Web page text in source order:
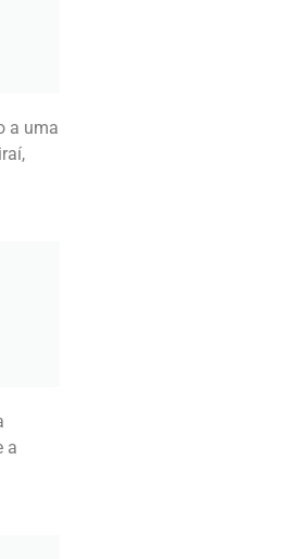
a uma
a